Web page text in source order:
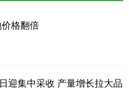
格翻倍
迎集中采收 产量增长拉大品